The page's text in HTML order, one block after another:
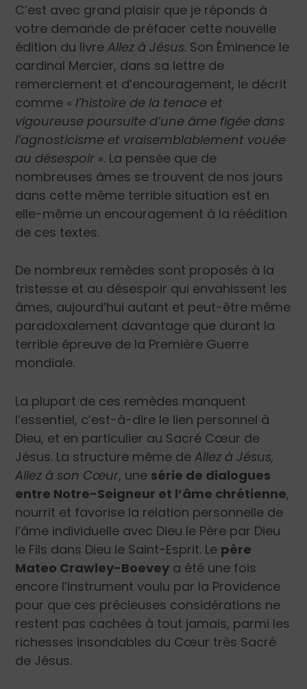
C’est avec grand plaisir que je réponds à
votre demande de préfacer cette nouvelle
édition du livreAllez à Jésus. Son Éminence le
cardinal Mercier, dans sa lettre de
remerciement et d’encouragement, le décrit
comme « l’histoire de la tenace et
vigoureuse poursuite d’une âme figée dans
l’agnosticisme et vraisemblablement vouée
au désespoir ». La pensée que de
nombreuses âmes se trouvent de nos jours
dans cette même terrible situation est en
elle-même un encouragement à la réédition
de ces textes.
De nombreux remèdes sont proposés à la
tristesse et au désespoir qui envahissent les
âmes, aujourd’hui autant et peut-être même
paradoxale­ment davantage que durant la
terrible épreuve de la Première Guerre
mondiale.
La plupart de ces remèdes manquent
l’essentiel, c’est-à-dire le lien personnel à
Dieu, et en particulier au Sacré Cœur de
Jésus. La structure même deAllez à Jésus,
Allez à son Cœur, une série de dialogues
entre Notre-Seigneur et l’âme chrétienne,
nourrit et favorise la relation personnelle de
l’âme individuelle avec Dieu le Père par Dieu
le Fils dans Dieu le Saint-Esprit. Le père
Mateo Crawley-Boevey a été une fois
encore l’instrument voulu par la Providence
pour que ces précieuses considérations ne
restent pas cachées à tout jamais, parmi les
richesses insondables du Cœur très Sacré
de Jésus.